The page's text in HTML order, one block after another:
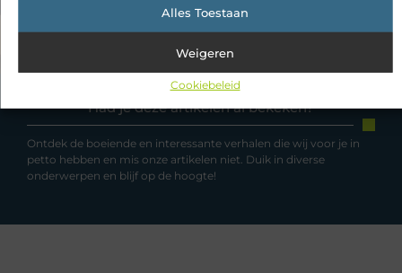
Alles Toestaan
Weigeren
Cookiebeleid
Had je deze artikelen al bekeken?
Ontdek de boeiende en interessante verhalen die wij voor je in
petto hebben en mis onze artikelen niet. Duik in diverse
onderwerpen en blijf op de hoogte!